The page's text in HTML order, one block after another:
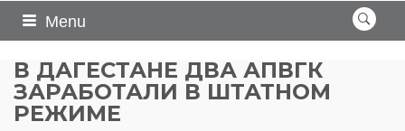
Menu
В ДАГЕСТАНЕ ДВА АПВГК
ЗАРАБОТАЛИ В ШТАТНОМ
РЕЖИМЕ